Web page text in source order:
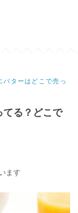
バターはどこで売っ
てる？どこで
ます